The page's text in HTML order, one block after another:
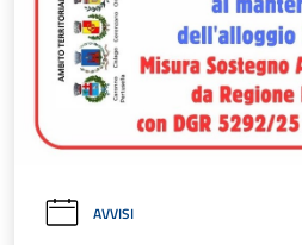
AVVISI